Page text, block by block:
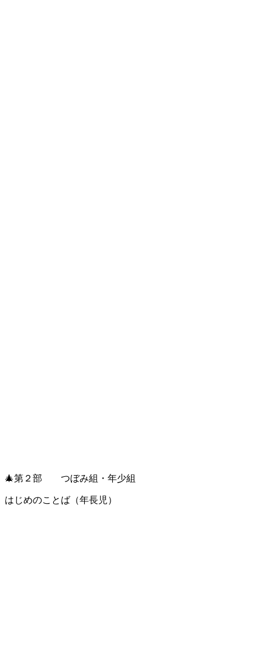
🎄第２部 つぼみ組・年少組
はじめのことば（年長児）